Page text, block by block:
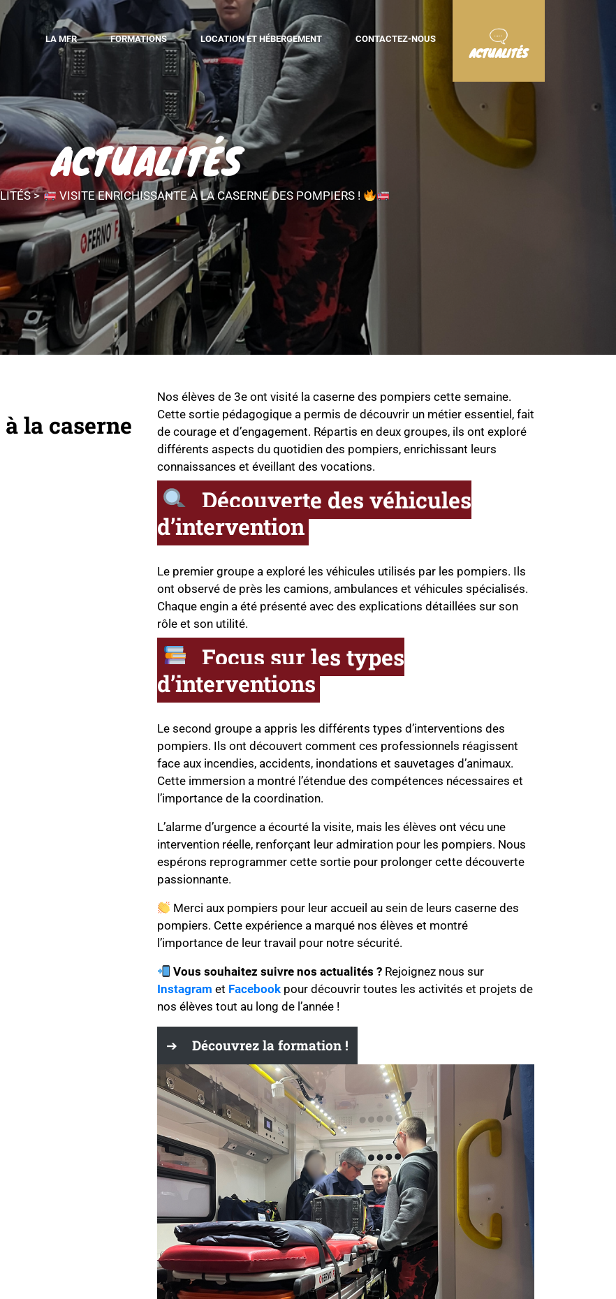
LA MFR FORMATIONS LOCATION ET HÉBERGEMENT CONTACTEZ-NOUS
ACTUALITÉS
ACTUALITÉS
> VISITE ENRICHISSANTE À LA CASERNE DES POMPIERS !
la caserne
Nos élèves de 3e ont visité la caserne des pompiers cette semaine.
Cette sortie pédagogique a permis de découvrir un métier essentiel, fait
de courage et d’engagement. Répartis en deux groupes, ils ont exploré
différents aspects du quotidien des pompiers, enrichissant leurs
connaissances et éveillant des vocations.
Découverte des véhicules
d’intervention
Le premier groupe a exploré les véhicules utilisés par les pompiers. Ils
ont observé de près les camions, ambulances et véhicules spécialisés.
Chaque engin a été présenté avec des explications détaillées sur son
rôle et son utilité.
Focus sur les types
d’interventions
Le second groupe a appris les différents types d’interventions des
pompiers. Ils ont découvert comment ces professionnels réagissent
face aux incendies, accidents, inondations et sauvetages d’animaux.
Cette immersion a montré l’étendue des compétences nécessaires et
l’importance de la coordination.
L’alarme d’urgence a écourté la visite, mais les élèves ont vécu une
intervention réelle, renforçant leur admiration pour les pompiers. Nous
espérons reprogrammer cette sortie pour prolonger cette découverte
passionnante.
Merci aux pompiers pour leur accueil au sein de leurs caserne des
pompiers. Cette expérience a marqué nos élèves et montré
l’importance de leur travail pour notre sécurité.
Vous souhaitez suivre nos actualités ? Rejoignez nous sur
Instagram et Facebook pour découvrir toutes les activités et projets de
nos élèves tout au long de l’année !
Découvrez la formation !